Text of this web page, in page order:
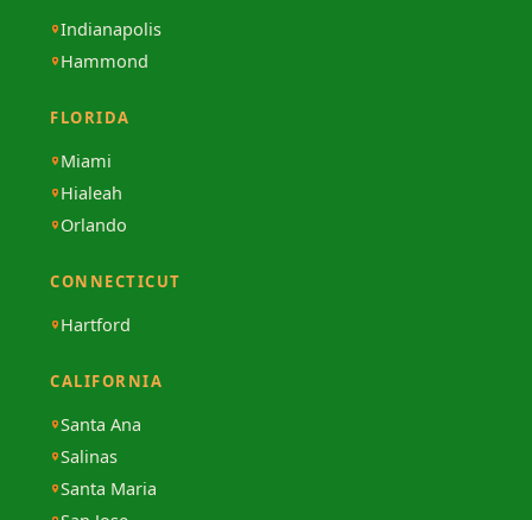
Indianapolis
Hammond
FLORIDA
Miami
Hialeah
Orlando
CONNECTICUT
Hartford
CALIFORNIA
Santa Ana
Salinas
Santa Maria